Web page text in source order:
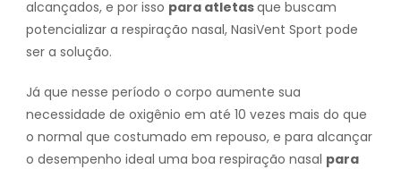
alcançados, e por isso para atletasque buscam
potencializar a respiração nasal, NasiVent Sport pode
ser a solução.
Já que nesse período o corpo aumente sua
necessidade de oxigênio em até 10 vezes mais do que
o normal que costumado em repouso, e para alcançar
o desempenho ideal uma boa respiração nasal para